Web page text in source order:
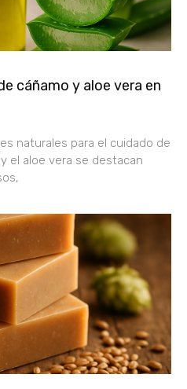
cáñamo y aloe vera en
naturales para el cuidado de
el aloe vera se destacan